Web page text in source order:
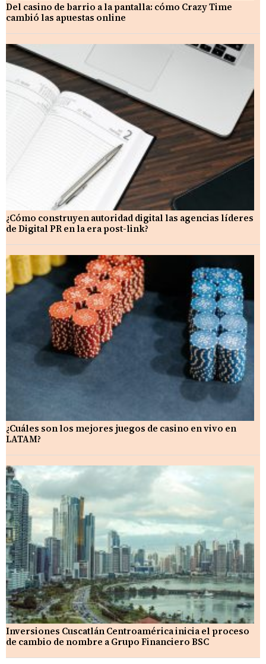
Del casino de barrio a la pantalla: cómo Crazy Time
cambió las apuestas online
¿Cómo construyen autoridad digital las agencias líderes
de Digital PR en la era post-link?
¿Cuáles son los mejores juegos de casino en vivo en
LATAM?
Inversiones Cuscatlán Centroamérica inicia el proceso
de cambio de nombre a Grupo Financiero BSC